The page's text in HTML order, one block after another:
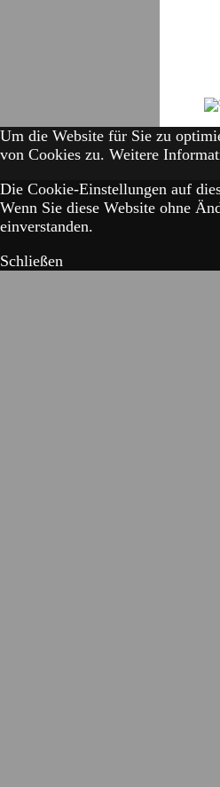
Um die Website für Sie zu
von Cookies zu. Weitere
Die Cookie-Einstellungen auf
Wenn Sie diese Website ohne
einverstanden.
Schließen